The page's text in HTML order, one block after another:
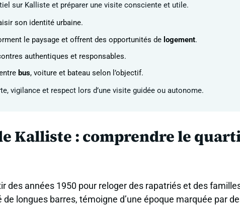
sur Kalliste et préparer une visite consciente et utile.
son identité urbaine.
le paysage et offrent des opportunités de logement.
authentiques et responsables.
bus, voiture et bateau selon l’objectif.
vigilance et respect lors d’une visite guidée ou autonome.
Kalliste : comprendre le
des années 1950 pour reloger des rapatriés et des
longues barres, témoigne d’une époque marquée par